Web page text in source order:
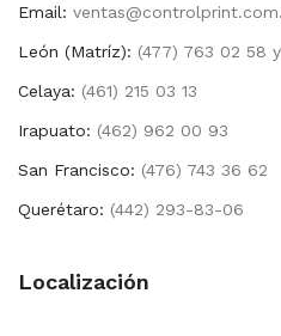
Email:
León (Matríz): (477) 763 02 58
Celaya: (461) 215 03 13
Irapuato: (462) 962 00 93
San Francisco: (476) 743 36 62
Querétaro: (442) 293-83-06
Localización